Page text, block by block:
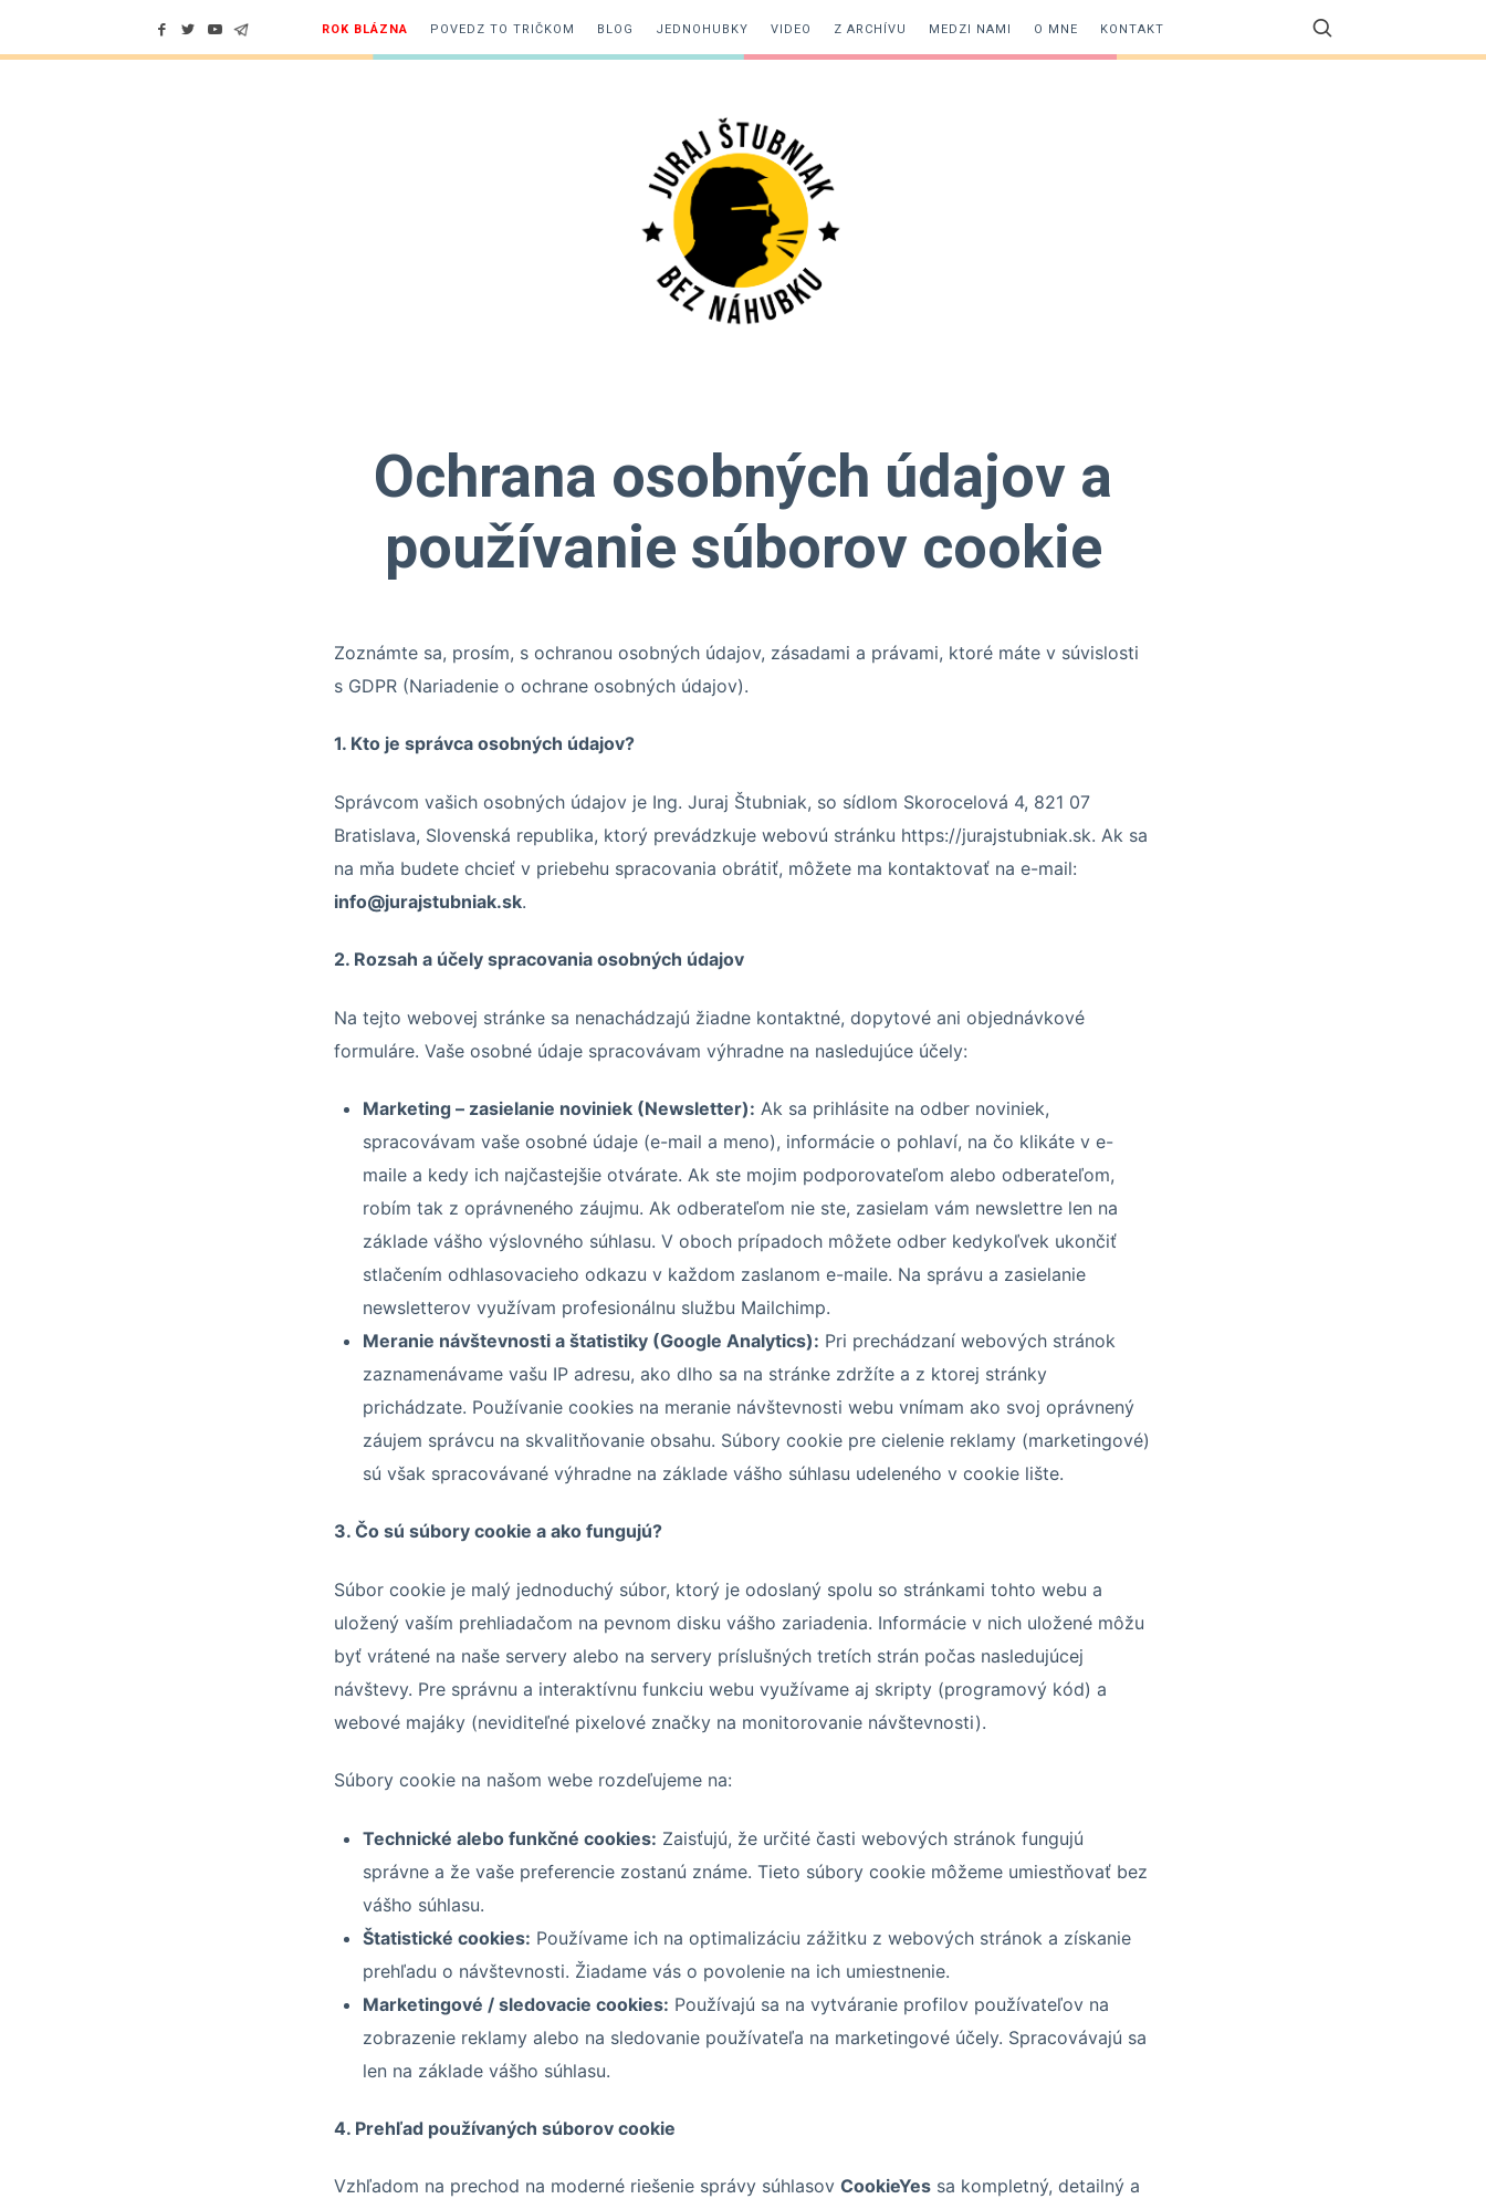
ROK BLÁZNA POVEDZ TO TRIČKOM BLOG JEDNOHUBKY VIDEO Z ARCHÍVU MEDZI NAMI O MNE KONTAKT
Juraj
Štubniak
Ochrana osobných údajov a
používanie súborov cookie
Zoznámte sa, prosím, s ochranou osobných údajov, zásadami a právami, ktoré máte v súvislosti
s GDPR (Nariadenie o ochrane osobných údajov).
1. Kto je správca osobných údajov?
Správcom vašich osobných údajov je Ing. Juraj Štubniak, so sídlom Skorocelová 4, 821 07
Bratislava, Slovenská republika, ktorý prevádzkuje webovú stránku https://jurajstubniak.sk. Ak sa
na mňa budete chcieť v priebehu spracovania obrátiť, môžete ma kontaktovať na e-mail:
info@jurajstubniak.sk.
2. Rozsah a účely spracovania osobných údajov
Na tejto webovej stránke sa nenachádzajú žiadne kontaktné, dopytové ani objednávkové
formuláre. Vaše osobné údaje spracovávam výhradne na nasledujúce účely:
Marketing – zasielanie noviniek (Newsletter): Ak sa prihlásite na odber noviniek,
spracovávam vaše osobné údaje (e-mail a meno), informácie o pohlaví, na čo klikáte v e-
maile a kedy ich najčastejšie otvárate. Ak ste mojim podporovateľom alebo odberateľom,
robím tak z oprávneného záujmu. Ak odberateľom nie ste, zasielam vám newslettre len na
základe vášho výslovného súhlasu. V oboch prípadoch môžete odber kedykoľvek ukončiť
stlačením odhlasovacieho odkazu v každom zaslanom e-maile. Na správu a zasielanie
newsletterov využívam profesionálnu službu Mailchimp.
Meranie návštevnosti a štatistiky (Google Analytics): Pri prechádzaní webových stránok
zaznamenávame vašu IP adresu, ako dlho sa na stránke zdržíte a z ktorej stránky
prichádzate. Používanie cookies na meranie návštevnosti webu vnímam ako svoj oprávnený
záujem správcu na skvalitňovanie obsahu. Súbory cookie pre cielenie reklamy (marketingové)
sú však spracovávané výhradne na základe vášho súhlasu udeleného v cookie lište.
3. Čo sú súbory cookie a ako fungujú?
Súbor cookie je malý jednoduchý súbor, ktorý je odoslaný spolu so stránkami tohto webu a
uložený vaším prehliadačom na pevnom disku vášho zariadenia. Informácie v nich uložené môžu
byť vrátené na naše servery alebo na servery príslušných tretích strán počas nasledujúcej
návštevy. Pre správnu a interaktívnu funkciu webu využívame aj skripty (programový kód) a
webové majáky (neviditeľné pixelové značky na monitorovanie návštevnosti).
Súbory cookie na našom webe rozdeľujeme na:
Technické alebo funkčné cookies: Zaisťujú, že určité časti webových stránok fungujú
správne a že vaše preferencie zostanú známe. Tieto súbory cookie môžeme umiestňovať bez
vášho súhlasu.
Štatistické cookies: Používame ich na optimalizáciu zážitku z webových stránok a získanie
prehľadu o návštevnosti. Žiadame vás o povolenie na ich umiestnenie.
Marketingové / sledovacie cookies: Používajú sa na vytváranie profilov používateľov na
zobrazenie reklamy alebo na sledovanie používateľa na marketingové účely. Spracovávajú sa
len na základe vášho súhlasu.
4. Prehľad používaných súborov cookie
Vzhľadom na prechod na moderné riešenie správy súhlasov CookieYes sa kompletný, detailný a